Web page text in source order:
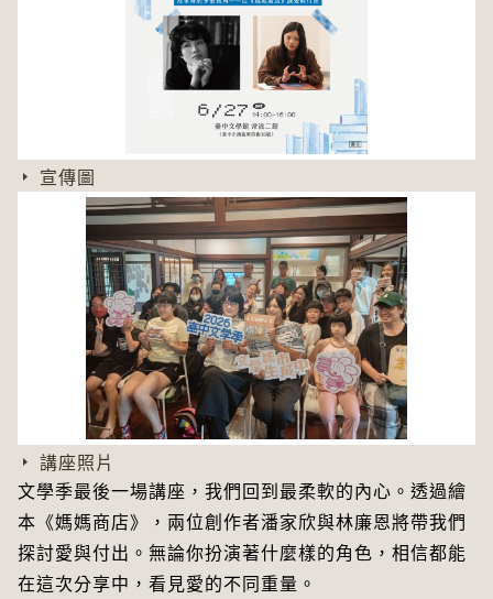
宣傳圖
講座照片
文學季最後一場講座，我們回到最柔軟的內心。透過繪
本《媽媽商店》，兩位創作者潘家欣與林廉恩將帶我們
探討愛與付出。無論你扮演著什麼樣的角色，相信都能
在這次分享中，看見愛的不同重量。